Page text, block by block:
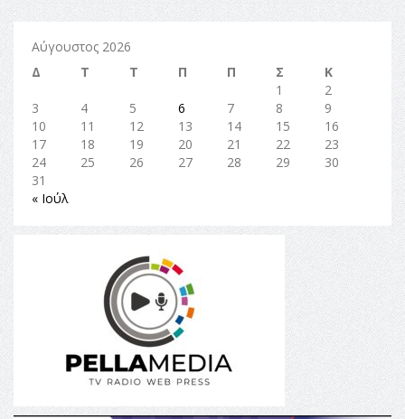
Αύγουστος 2026
Δ
Τ Τ Π Π Σ
Κ
1
2
3
4 5 6 7 8
9
10
11 12 13 14 15
16
17
18 19 20 21 22
23
24
25 26 27 28 29
30
31
« Ιούλ